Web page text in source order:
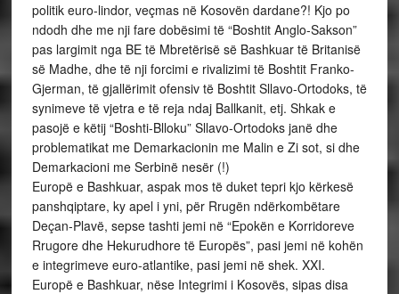
politik euro-lindor, veçmas në Kosovën dardane?! Kjo po
ndodh dhe me nji fare dobësimi të “Boshtit Anglo-Sakson”
pas largimit nga BE të Mbretërisë së Bashkuar të Britanisë
së Madhe, dhe të nji forcimi e rivalizimi të Boshtit Franko-
Gjerman, të gjallërimit ofensiv të Boshtit Sllavo-Ortodoks, të
synimeve të vjetra e të reja ndaj Ballkanit, etj. Shkak e
pasojë e këtij “Boshti-Blloku” Sllavo-Ortodoks janë dhe
problematikat me Demarkacionin me Malin e Zi sot, si dhe
Demarkacioni me Serbinë nesër (!)
Europë e Bashkuar, aspak mos të duket tepri kjo kërkesë
panshqiptare, ky apel i yni, për Rrugën ndërkombëtare
Deçan-Plavë, sepse tashti jemi në “Epokën e Korridoreve
Rrugore dhe Hekurudhore të Europës”, pasi jemi në kohën
e integrimeve euro-atlantike, pasi jemi në shek. XXI.
Europë e Bashkuar, nëse Integrimi i Kosovës, sipas disa